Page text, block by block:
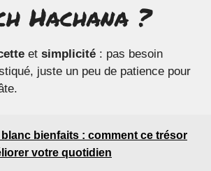
Hachana ?
et simplicité : pas besoin
juste un peu de patience pour
blanc bienfaits : comment ce trésor
votre quotidien